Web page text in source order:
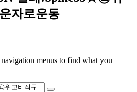
자로운동
menus to find what you